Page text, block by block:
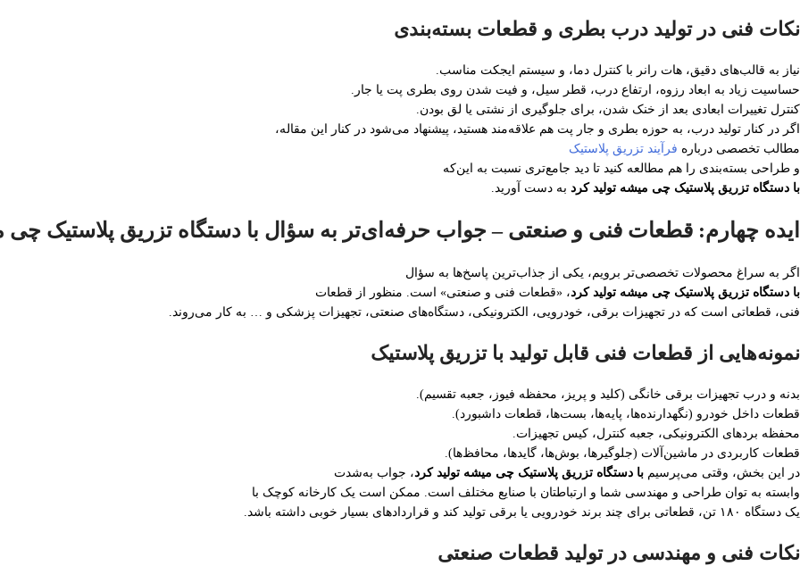
نکات فنی در تولید درب بطری و قطعات بسته‌بندی
نیاز به قالب‌های دقیق، هات رانر با کنترل دما، و سیستم ایجکت مناسب.
حساسیت زیاد به ابعاد رزوه، ارتفاع درب، قطر سیل، و فیت شدن روی بطری پت یا جار.
کنترل تغییرات ابعادی بعد از خنک شدن، برای جلوگیری از نشتی یا لق بودن.
اگر در کنار تولید درب، به حوزه بطری و جار پت هم علاقه‌مند هستید، پیشنهاد می‌شود در کنار این مقاله،
مطالب تخصصی درباره فرآیند تزریق پلاستیک
و طراحی بسته‌بندی را هم مطالعه کنید تا دید جامع‌تری نسبت به این‌که
با دستگاه تزریق پلاستیک چی میشه تولید کرد به دست آورید.
ایده چهارم: قطعات فنی و صنعتی – جواب حرفه‌ای‌تر به سؤال با دستگاه تزریق پلاستیک چی
اگر به سراغ محصولات تخصصی‌تر برویم، یکی از جذاب‌ترین پاسخ‌ها به سؤال
با دستگاه تزریق پلاستیک چی میشه تولید کرد، «قطعات فنی و صنعتی» است. منظور از قطعات
فنی، قطعاتی است که در تجهیزات برقی، خودرویی، الکترونیکی، دستگاه‌های صنعتی، تجهیزات پزشکی و … به کار می‌روند.
نمونه‌هایی از قطعات فنی قابل تولید با تزریق پلاستیک
بدنه و درب تجهیزات برقی خانگی (کلید و پریز، محفظه فیوز، جعبه تقسیم).
قطعات داخل خودرو (نگهدارنده‌ها، پایه‌ها، بست‌ها، قطعات داشبورد).
محفظه بردهای الکترونیکی، جعبه کنترل، کیس تجهیزات.
قطعات کاربردی در ماشین‌آلات (جلوگیرها، بوش‌ها، گایدها، محافظ‌ها).
در این بخش، وقتی می‌پرسیم با دستگاه تزریق پلاستیک چی میشه تولید کرد، جواب به‌شدت
وابسته به توان طراحی و مهندسی شما و ارتباطتان با صنایع مختلف است. ممکن است یک کارخانه کوچک با
یک دستگاه ۱۸۰ تن، قطعاتی برای چند برند خودرویی یا برقی تولید کند و قراردادهای بسیار خوبی داشته باشد.
نکات فنی و مهندسی در تولید قطعات صنعتی